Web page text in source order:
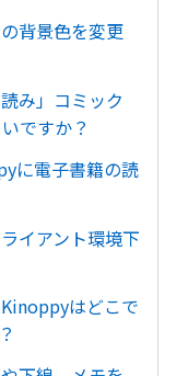
背景色を変更
み」コミック
ですか？
に電子書籍の読
イアント環境下
はどこで